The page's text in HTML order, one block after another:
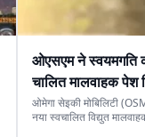
ओएसएम ने स्वयमगति
चालित मालवाहक पेश
ओमेगा सेइकी मोबिलिटी
नया स्वचालित विद्युत